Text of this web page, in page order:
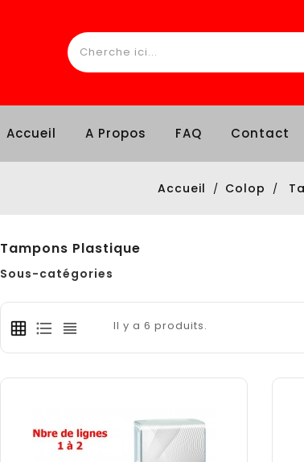
Accueil A Propos FAQ Contact
Accueil Colop
Tampons Plastique
Sous-catégories
Il y a 6 produits.